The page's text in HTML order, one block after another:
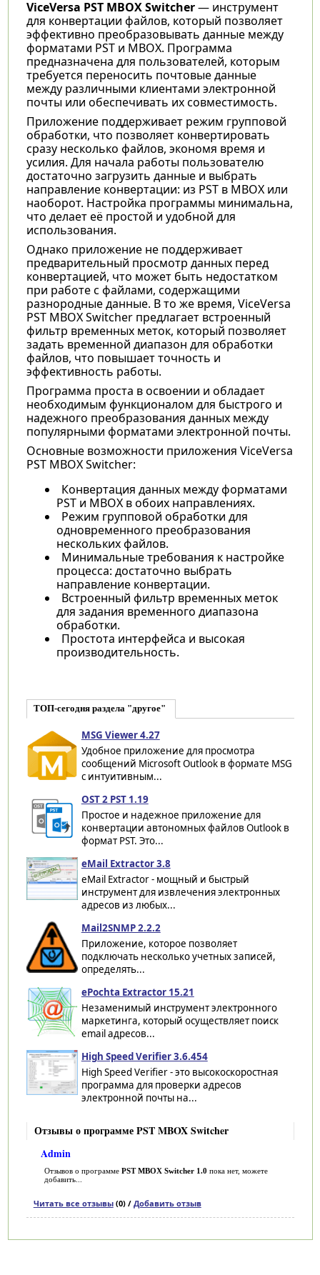
ViceVersa PST MBOX Switcher— инструмент
для конвертации файлов, который позволяет
эффективно преобразовывать данные между
форматами PST и MBOX. Программа
предназначена для пользователей, которым
требуется переносить почтовые данные
между различными клиентами электронной
почты или обеспечивать их совместимость.
Приложение поддерживает режим групповой
обработки, что позволяет конвертировать
сразу несколько файлов, экономя время и
усилия. Для начала работы пользователю
достаточно загрузить данные и выбрать
направление конвертации: из PST в MBOX или
наоборот. Настройка программы минимальна,
что делает её простой и удобной для
использования.
Однако приложение не поддерживает
предварительный просмотр данных перед
конвертацией, что может быть недостатком
при работе с файлами, содержащими
разнородные данные. В то же время, ViceVersa
PST MBOX Switcher предлагает встроенный
фильтр временных меток, который позволяет
задать временной диапазон для обработки
файлов, что повышает точность и
эффективность работы.
Программа проста в освоении и обладает
необходимым функционалом для быстрого и
надежного преобразования данных между
популярными форматами электронной почты.
Основные возможности приложения ViceVersa
PST MBOX Switcher:
Конвертация данных между форматами
PST и MBOX в обоих направлениях.
Режим групповой обработки для
одновременного преобразования
нескольких файлов.
Минимальные требования к настройке
процесса: достаточно выбрать
направление конвертации.
Встроенный фильтр временных меток
для задания временного диапазона
обработки.
Простота интерфейса и высокая
производительность.
ТОП-сегодня раздела "другое"
MSG Viewer 4.27
Удобное приложение для просмотра
сообщений Microsoft Outlook в формате MSG
с интуитивным...
OST 2 PST 1.19
Простое и надежное приложение для
конвертации автономных файлов Outlook в
формат PST. Это...
eMail Extractor 3.8
eMail Extractor - мощный и быстрый
инструмент для извлечения электронных
адресов из любых...
Mail2SNMP 2.2.2
Приложение, которое позволяет
подключать несколько учетных записей,
определять...
ePochta Extractor 15.21
Незаменимый инструмент электронного
маркетинга, который осуществляет поиск
email адресов...
High Speed Verifier 3.6.454
High Speed Verifier - это высокоскоростная
программа для проверки адресов
электронной почты на...
Отзывы о программе PST MBOX Switcher
Admin
Отзывов о программе PST MBOX Switcher 1.0 пока нет, можете
добавить...
Читать все отзывы(0) / Добавить отзыв